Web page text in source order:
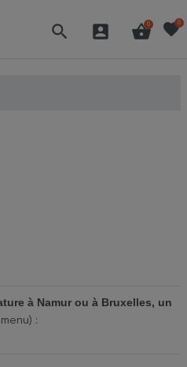
search account_box shopping_basket
0 favorite0
à Namur ou à Bruxelles, un
: